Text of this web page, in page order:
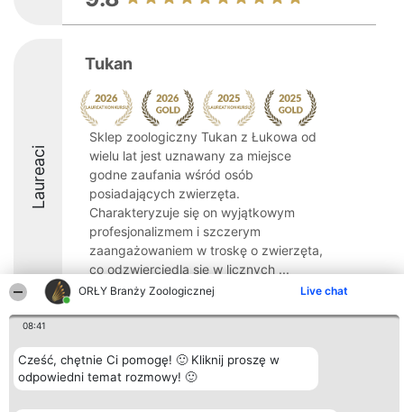
ORŁY Branży Zoologicznej Live chat
08:41
Cześć, chętnie Ci pomogę! 🙂 Kliknij proszę w
odpowiedni temat rozmowy! 🙂
Laureaci
Tukan
Sklep zoologiczny Tukan z Łukowa od
wielu lat jest uznawany za miejsce
godne zaufania wśród osób
posiadających zwierzęta.
Charakteryzuje się on wyjątkowym
profesjonalizmem i szczerym
zaangażowaniem w troskę o zwierzęta,
co odzwierciedla się w licznych ...
9.4
Organizator plebiscytu
Bright Side Solutions sp. z o.
o. sp. k.
Plebiscyt
Laureaci
Lista
Kontakt